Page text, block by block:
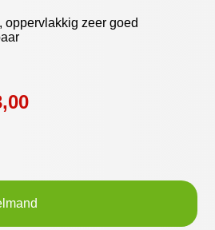
oppervlakkig zeer goed